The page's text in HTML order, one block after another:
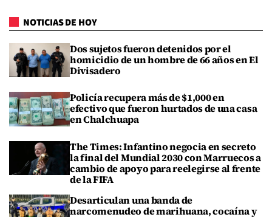
NOTICIAS DE HOY
Dos sujetos fueron detenidos por el
homicidio de un hombre de 66 años en El
Divisadero
Policía recupera más de $1,000 en
efectivo que fueron hurtados de una casa
en Chalchuapa
The Times: Infantino negocia en secreto
la final del Mundial 2030 con Marruecos a
cambio de apoyo para reelegirse al frente
de la FIFA
Desarticulan una banda de
narcomenudeo de marihuana, cocaína y